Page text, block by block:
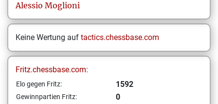
Alessio Moglioni
Keine Wertung auf tactics.chessbase.com
Fritz.chessbase.com:
Elo gegen Fritz: 1592
Gewinnpartien Fritz: 0